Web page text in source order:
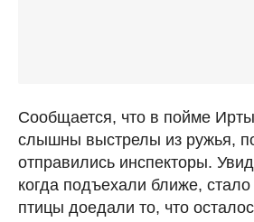
Сообщается, что в пойме
слышны выстрелы из ружья,
отправились инспекторы.
когда подъехали ближе, стало
птицы доедали то, что